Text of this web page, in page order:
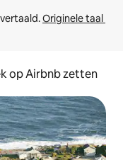
Originele taal
op Airbnb zetten